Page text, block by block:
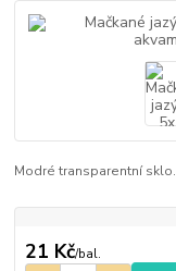
Modré transparentní sklo.
21 Kč/bal.